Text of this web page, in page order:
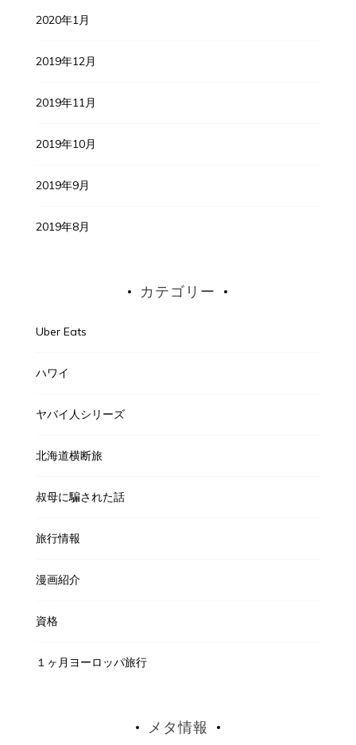
2020年1月
2019年12月
2019年11月
2019年10月
2019年9月
2019年8月
カテゴリー
Uber Eats
ハワイ
ヤバイ人シリーズ
北海道横断旅
叔母に騙された話
旅行情報
漫画紹介
資格
１ヶ月ヨーロッパ旅行
メタ情報